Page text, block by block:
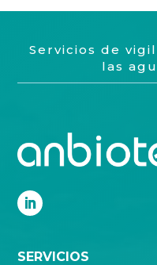
Servicios de
las
SERVICIOS